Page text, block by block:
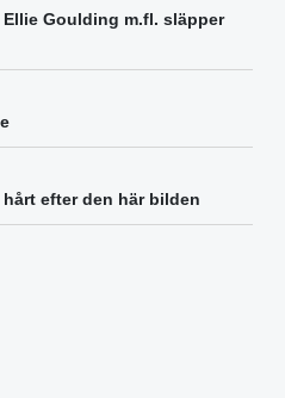
Ellie Goulding m.fl. släpper
efter den här bilden